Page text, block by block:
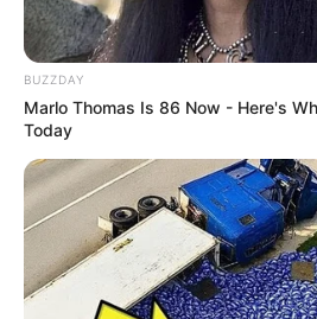
Zu denschönsten
gehören
endlose Sandsträndeund
Wäre es nicht besser, wenn sich
Generäle mit Knüppeln
BUZZDAY
Marlo Thomas Is 86 Now - Here's
Today